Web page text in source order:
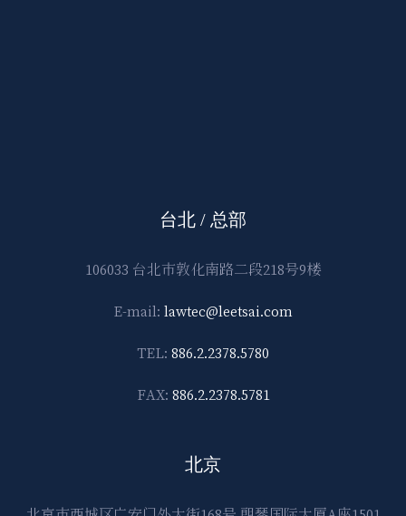
台北 / 总部
106033 台北市敦化南路二段218号9楼
E-mail: lawtec@leetsai.com
TEL: 886.2.2378.5780
FAX: 886.2.2378.5781
北京